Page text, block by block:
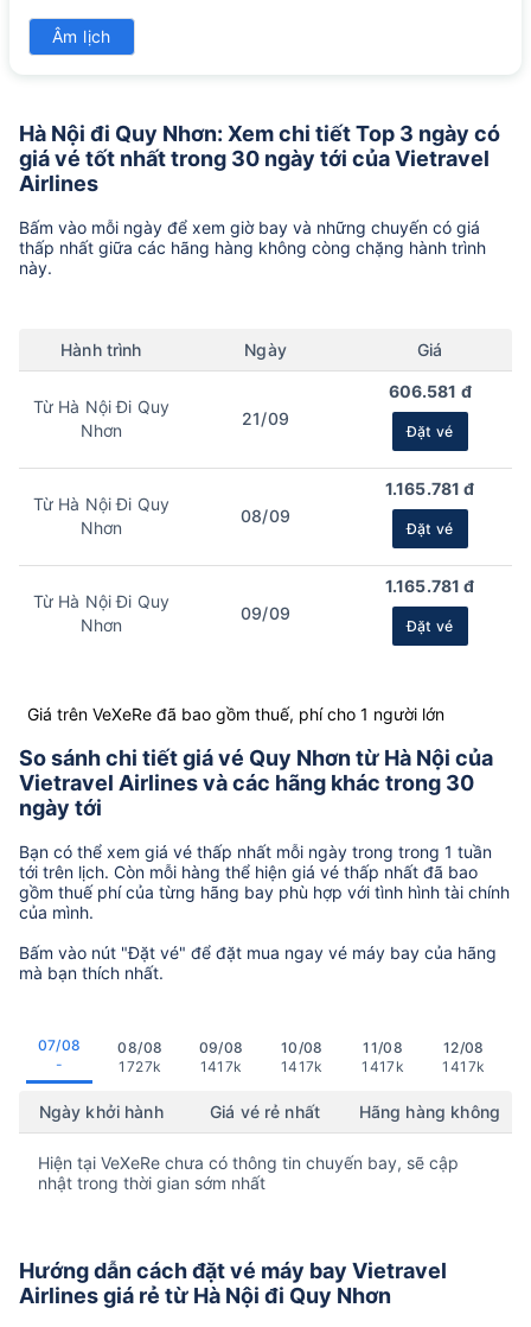
31
1392k
Âm lịch
Hà Nội đi Quy Nhơn: Xem chi tiết Top 3 ngày có
giá vé tốt nhất trong 30 ngày tới của Vietravel
Airlines
Bấm vào mỗi ngày để xem giờ bay và những chuyến có giá
thấp nhất giữa các hãng hàng không còng chặng hành trình
này.
Hành trình Ngày Giá
Từ Hà Nội Đi Quy
Nhơn
21/09
606.581 đ
Đặt vé
Từ Hà Nội Đi Quy
Nhơn
08/09
1.165.781 đ
Đặt vé
Từ Hà Nội Đi Quy
Nhơn
09/09
1.165.781 đ
Đặt vé
Giá trên VeXeRe đã bao gồm thuế, phí cho 1 người lớn
So sánh chi tiết giá vé Quy Nhơn từ Hà Nội của
Vietravel Airlines và các hãng khác trong 30
ngày tới
Bạn có thể xem giá vé thấp nhất mỗi ngày trong trong 1 tuần
tới trên lịch. Còn mỗi hàng thể hiện giá vé thấp nhất đã bao
gồm thuế phí của từng hãng bay phù hợp với tình hình tài chính
của mình.
Bấm vào nút "Đặt vé" để đặt mua ngay vé máy bay của hãng
mà bạn thích nhất.
07/08
-
08/08
1727k
09/08
1417k
10/08
1417k
11/08
1417k
12/08
1417k
Ngày khởi hành Giá vé rẻ nhất Hãng hàng không
Hiện tại VeXeRe chưa có thông tin chuyến bay, sẽ cập
nhật trong thời gian sớm nhất
Hướng dẫn cách đặt vé máy bay Vietravel
Airlines giá rẻ từ Hà Nội đi Quy Nhơn